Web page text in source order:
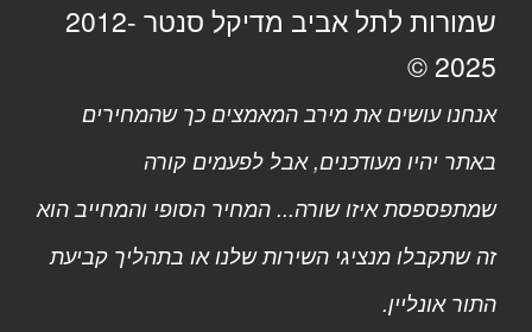
שמורות לתל אביב מדיקל סנטר 2012-
2025 ©
אנחנו עושים את מירב המאמצים כך שהמחירים
באתר יהיו מעודכנים, אבל לפעמים קורה
שמתפספסת איזו שורה... המחיר הסופי והמחייב הוא
זה שתקבלו מנציגי השירות שלנו או בתהליך קביעת
התור אונליין.